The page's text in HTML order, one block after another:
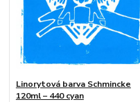
Linorytová barva Schmincke
120ml – 440 cyan